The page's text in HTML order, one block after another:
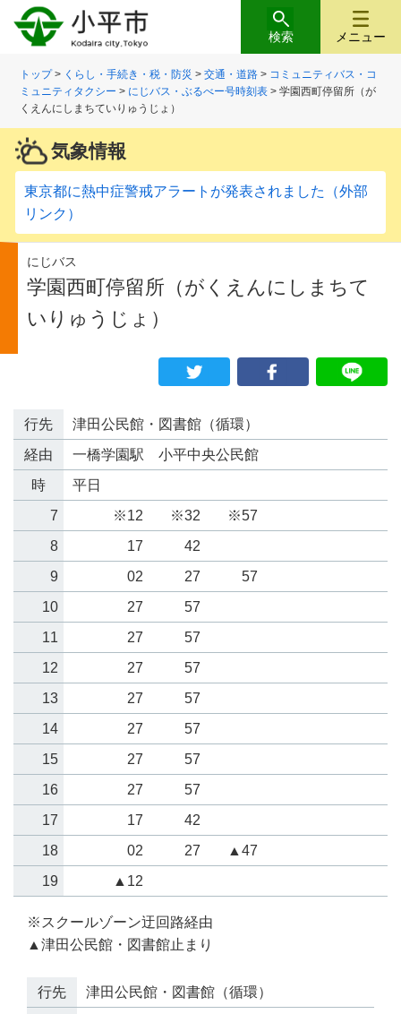
メニュー
検索
トップ> くらし・手続き・税・防災 >交通・道路 > コミュニティバス・コ
ミュニティタクシー > にじバス・ぶるべー号時刻表 > 学園西町停留所（が
くえんにしまちていりゅうじょ）
気象情報
東京都に熱中症警戒アラートが発表されました（外部
リンク）
にじバス
学園西町停留所（がくえんにしまちて
いりゅうじょ）
行先
津田公民館・図書館（循環）
経由
一橋学園駅 小平中央公民館
時
平日
7
※12 ※32
※57
8
17
42
9
02 27
57
10
27
57
11
27
57
12
27
57
13
27
57
14
27
57
15
27
57
16
27
57
17
17
42
18
02 27
▲47
19
▲12
※スクールゾーン迂回路経由
▲津田公民館・図書館止まり
行先
津田公民館・図書館（循環）